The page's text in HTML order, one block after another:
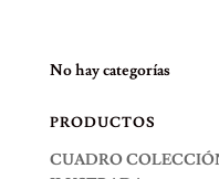
$ 80.000.
No hay categorías
PRODUCTOS
CUADRO